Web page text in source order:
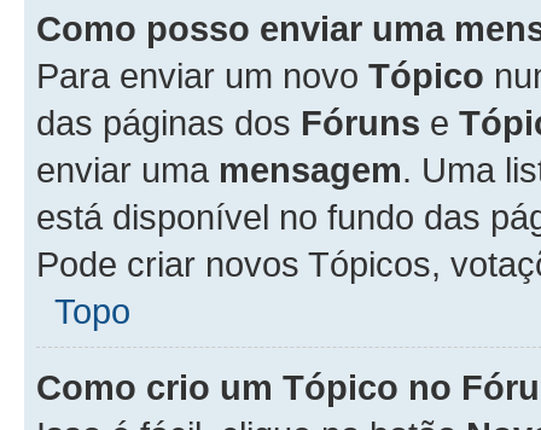
Como posso enviar uma
Para enviar um novo Tópico
das páginas dos Fóruns e
enviar uma mensagem. Uma
está disponível no fundo das
Pode criar novos Tópicos,
Topo
Como crio um Tópico no